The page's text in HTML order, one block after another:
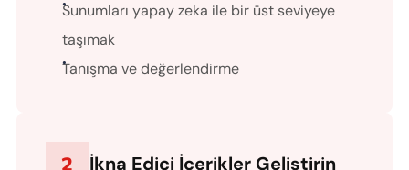
Sunumları yapay zeka ile bir üst seviyeye
taşımak
Tanışma ve değerlendirme
2 İkna Edici İçerikler Geliştirin